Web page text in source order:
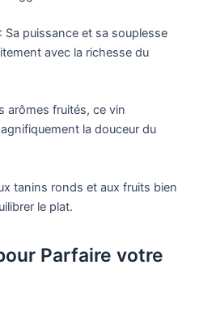
: Sa puissance et sa souplesse
avec la richesse du
arômes fruités, ce vin
la douceur du
tanins ronds et aux fruits bien
le plat.
Parfaire votre